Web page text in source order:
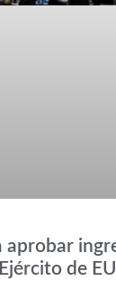
aprobar
de